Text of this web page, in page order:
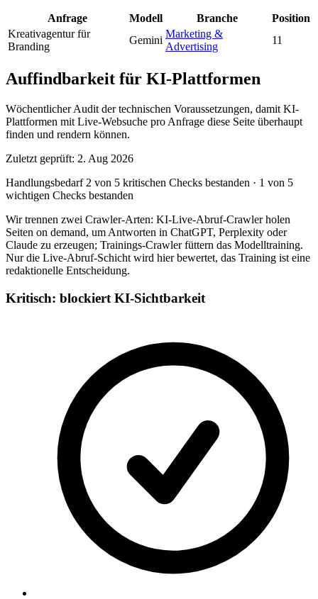
Anfrage Modell Branche
Position
Kreativagentur für
Branding
Gemini
Marketing &
Advertising
11
Auffindbarkeit für KI-Plattformen
Wöchentlicher Audit der technischen Voraussetzungen, damit KI-
Plattformen mit Live-Websuche pro Anfrage diese Seite überhaupt
finden und rendern können.
Zuletzt geprüft: 2. Aug 2026
Handlungsbedarf 2 von 5 kritischen Checks bestanden · 1 von 5
wichtigen Checks bestanden
Wir trennen zwei Crawler-Arten: KI-Live-Abruf-Crawler holen
Seiten on demand, um Antworten in ChatGPT, Perplexity oder
Claude zu erzeugen; Trainings-Crawler füttern das Modelltraining.
Nur die Live-Abruf-Schicht wird hier bewertet, das Training ist eine
redaktionelle Entscheidung.
Kritisch: blockiert KI-Sichtbarkeit